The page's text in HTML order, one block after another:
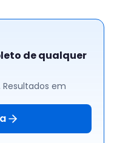
de qualquer
Resultados em